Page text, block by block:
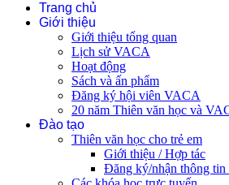
Trang chủ
Giới thiệu
Giới thiệu tổng quan
Lịch sử VACA
Hoạt động
Sách và ấn phẩm
Đăng ký hội viên VACA
20 năm Thiên văn học và
Đào tạo
Thiên văn học cho trẻ em
Giới thiệu / Hợp tác
Đăng ký/nhận thông tin